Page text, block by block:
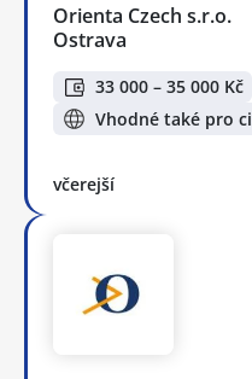
Orienta Czech s.r.o.
Ostrava
33 000 – 35 000 Kč
Vhodné také pro
včerejší